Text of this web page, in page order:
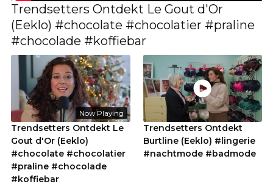
Trendsetters Ontdekt Le Gout d'Or
(Eeklo) #chocolate #chocolatier #praline
#chocolade #koffiebar
Now Playing
Trendsetters Ontdekt Le
Gout d'Or (Eeklo)
#chocolate #chocolatier
#praline #chocolade
#koffiebar
Trendsetters Ontdekt
Burtline (Eeklo) #lingerie
#nachtmode #badmode